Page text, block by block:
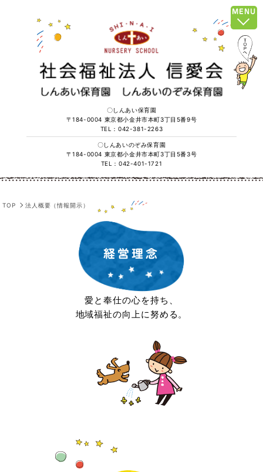
〇しんあい保育園
〒184-0004 東京都小金井市本町3丁目5番9号
TEL：042-381-2263
〇しんあいのぞみ保育園
〒184-0004 東京都小金井市本町3丁目5番3号
TEL：042-401-1721
TOP 法人概要（情報開示）
経営理念
愛と奉仕の心を持ち、
地域福祉の向上に努める。
MENU